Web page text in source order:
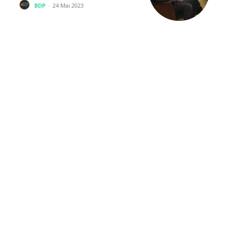
BDP - 24 Mai 2023